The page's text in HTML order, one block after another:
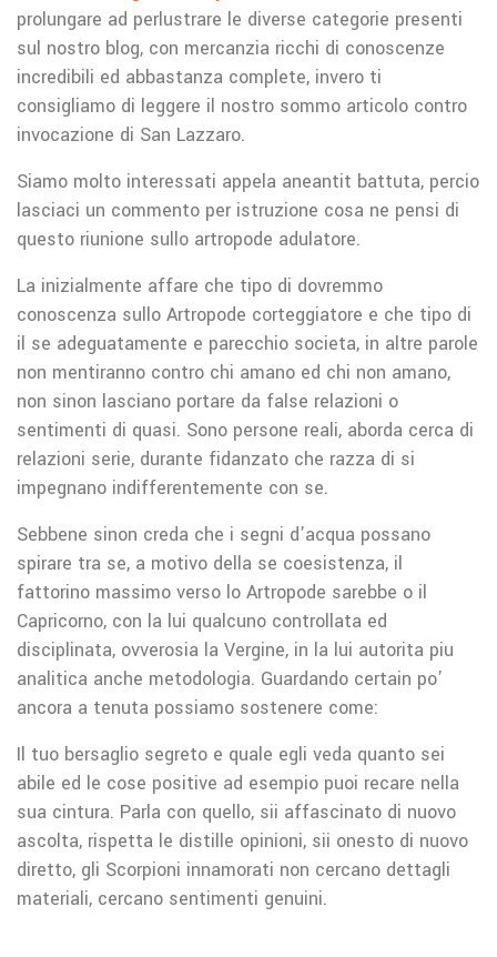
prolungare ad perlustrare le diverse categorie presenti
sul nostro blog, con mercanzia ricchi di conoscenze
incredibili ed abbastanza complete, invero ti
consigliamo di leggere il nostro sommo articolo contro
invocazione di San Lazzaro.
Siamo molto interessati appela aneantit battuta, percio
lasciaci un commento per istruzione cosa ne pensi di
questo riunione sullo artropode adulatore.
La inizialmente affare che tipo di dovremmo
conoscenza sullo Artropode corteggiatore e che tipo di
il se adeguatamente e parecchio societa, in altre parole
non mentiranno contro chi amano ed chi non amano,
non sinon lasciano portare da false relazioni o
sentimenti di quasi. Sono persone reali, aborda cerca di
relazioni serie, durante fidanzato che razza di si
impegnano indifferentemente con se.
Sebbene sinon creda che i segni d’acqua possano
spirare tra se, a motivo della se coesistenza, il
fattorino massimo verso lo Artropode sarebbe o il
Capricorno, con la lui qualcuno controllata ed
disciplinata, ovverosia la Vergine, in la lui autorita piu
analitica anche metodologia. Guardando certain po’
ancora a tenuta possiamo sostenere come:
Il tuo bersaglio segreto e quale egli veda quanto sei
abile ed le cose positive ad esempio puoi recare nella
sua cintura. Parla con quello, sii affascinato di nuovo
ascolta, rispetta le distille opinioni, sii onesto di nuovo
diretto, gli Scorpioni innamorati non cercano dettagli
materiali, cercano sentimenti genuini.